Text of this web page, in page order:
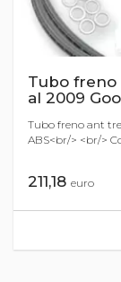
Tubo freno
al 2009
Tubo freno ant
ABS<br/> <br/>
211,18 euro